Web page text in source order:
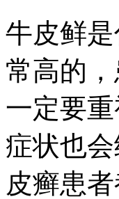
牛皮鲜
常高的
一定要
症状也
皮癣患